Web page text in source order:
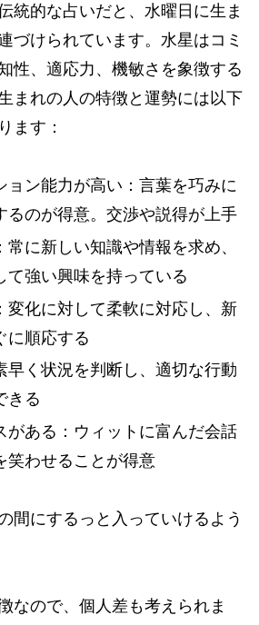
統的な占いだと、水曜日に生ま
づけられています。水星はコミ
性、適応力、機敏さを象徴する
まれの人の特徴と運勢には以下
ます：
ョン能力が高い：言葉を巧みに
るのが得意。交渉や説得が上手
に新しい知識や情報を求め、
て強い興味を持っている
変化に対して柔軟に対応し、新
に順応する
早く状況を判断し、適切な行動
きる
がある：ウィットに富んだ会話
笑わせることが得意
間にするっと入っていけるよう
なので、個人差も考えられま